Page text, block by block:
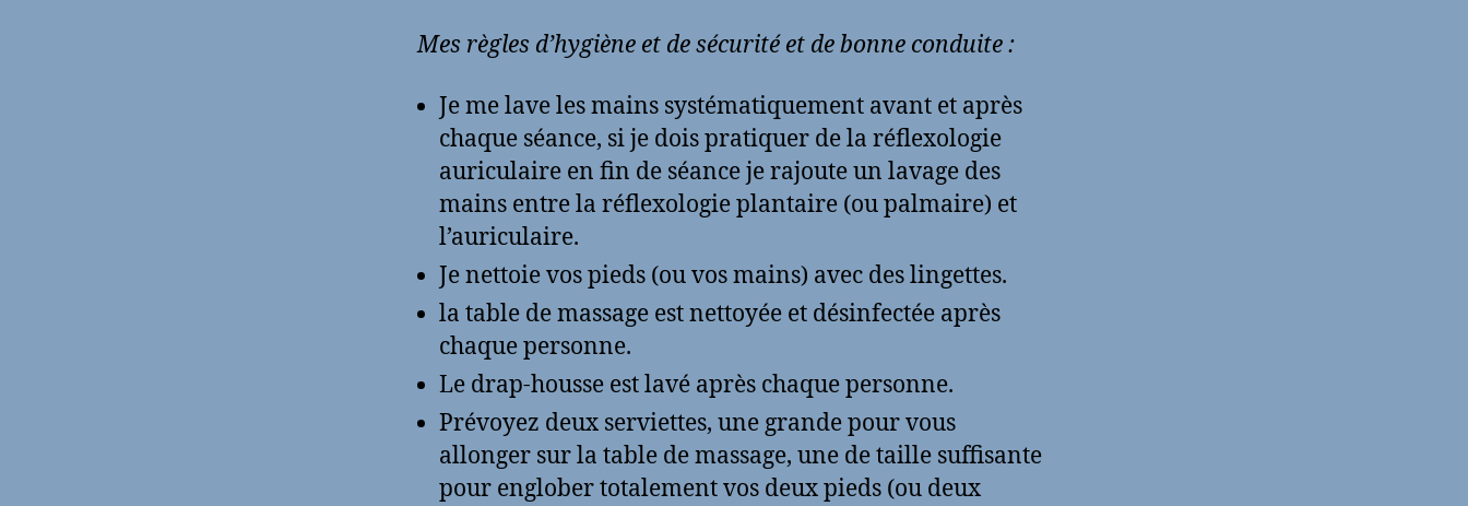
Mes règles d’hygiène et de sécurité et de bonne conduite :
Je me lave les mains systématiquement avant et après
chaque séance, si je dois pratiquer de la réflexologie
auriculaire en fin de séance je rajoute un lavage des
mains entre la réflexologie plantaire (ou palmaire) et
l’auriculaire.
Je nettoie vos pieds (ou vos mains) avec des lingettes.
la table de massage est nettoyée et désinfectée après
chaque personne.
Le drap-housse est lavé après chaque personne.
Prévoyez deux serviettes, une grande pour vous
allonger sur la table de massage, une de taille suffisante
pour englober totalement vos deux pieds (ou deux